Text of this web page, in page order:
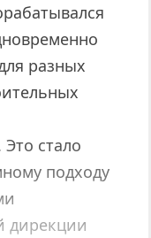
разных
стало
подходу
дирекции